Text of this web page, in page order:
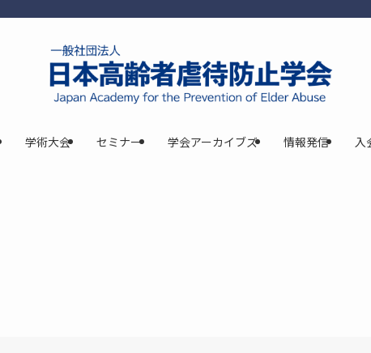
学術大会 セミナー 学会アーカイブズ 情報発信 入